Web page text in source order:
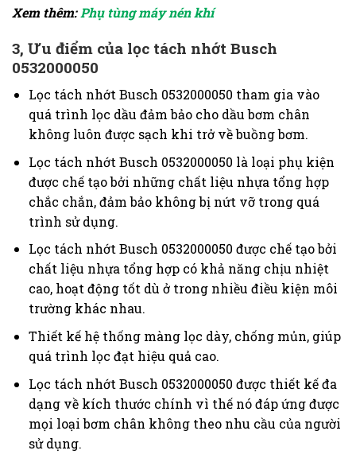
Xem thêm:Phụ tùng máy nén khí
3, Ưu điểm của lọc tách nhớt Busch
0532000050
Lọc tách nhớtBusch 0532000050 tham gia vào
quá trình lọc dầu đảm bảo cho dầu bơm chân
không luôn được sạch khi trở về buồng bơm.
Lọc tách nhớt Busch 0532000050 là loại phụ kiện
được chế tạo bởi những chất liệu nhựa tổng hợp
chắc chắn, đảm bảo không bị nứt vỡ trong quá
trình sử dụng.
Lọc tách nhớtBusch 0532000050 được chế tạo bởi
chất liệu nhựa tổng hợp có khả năng chịu nhiệt
cao, hoạt động tốt dù ở trong nhiều điều kiện môi
trường khác nhau.
Thiết kế hệ thống màng lọc dày, chống mủn, giúp
quá trình lọc đạt hiệu quả cao.
Lọc tách nhớt Busch 0532000050 được thiết kế đa
dạng về kích thước chính vì thế nó đáp ứng được
mọi loại bơm chân không theo nhu cầu của người
sử dụng.